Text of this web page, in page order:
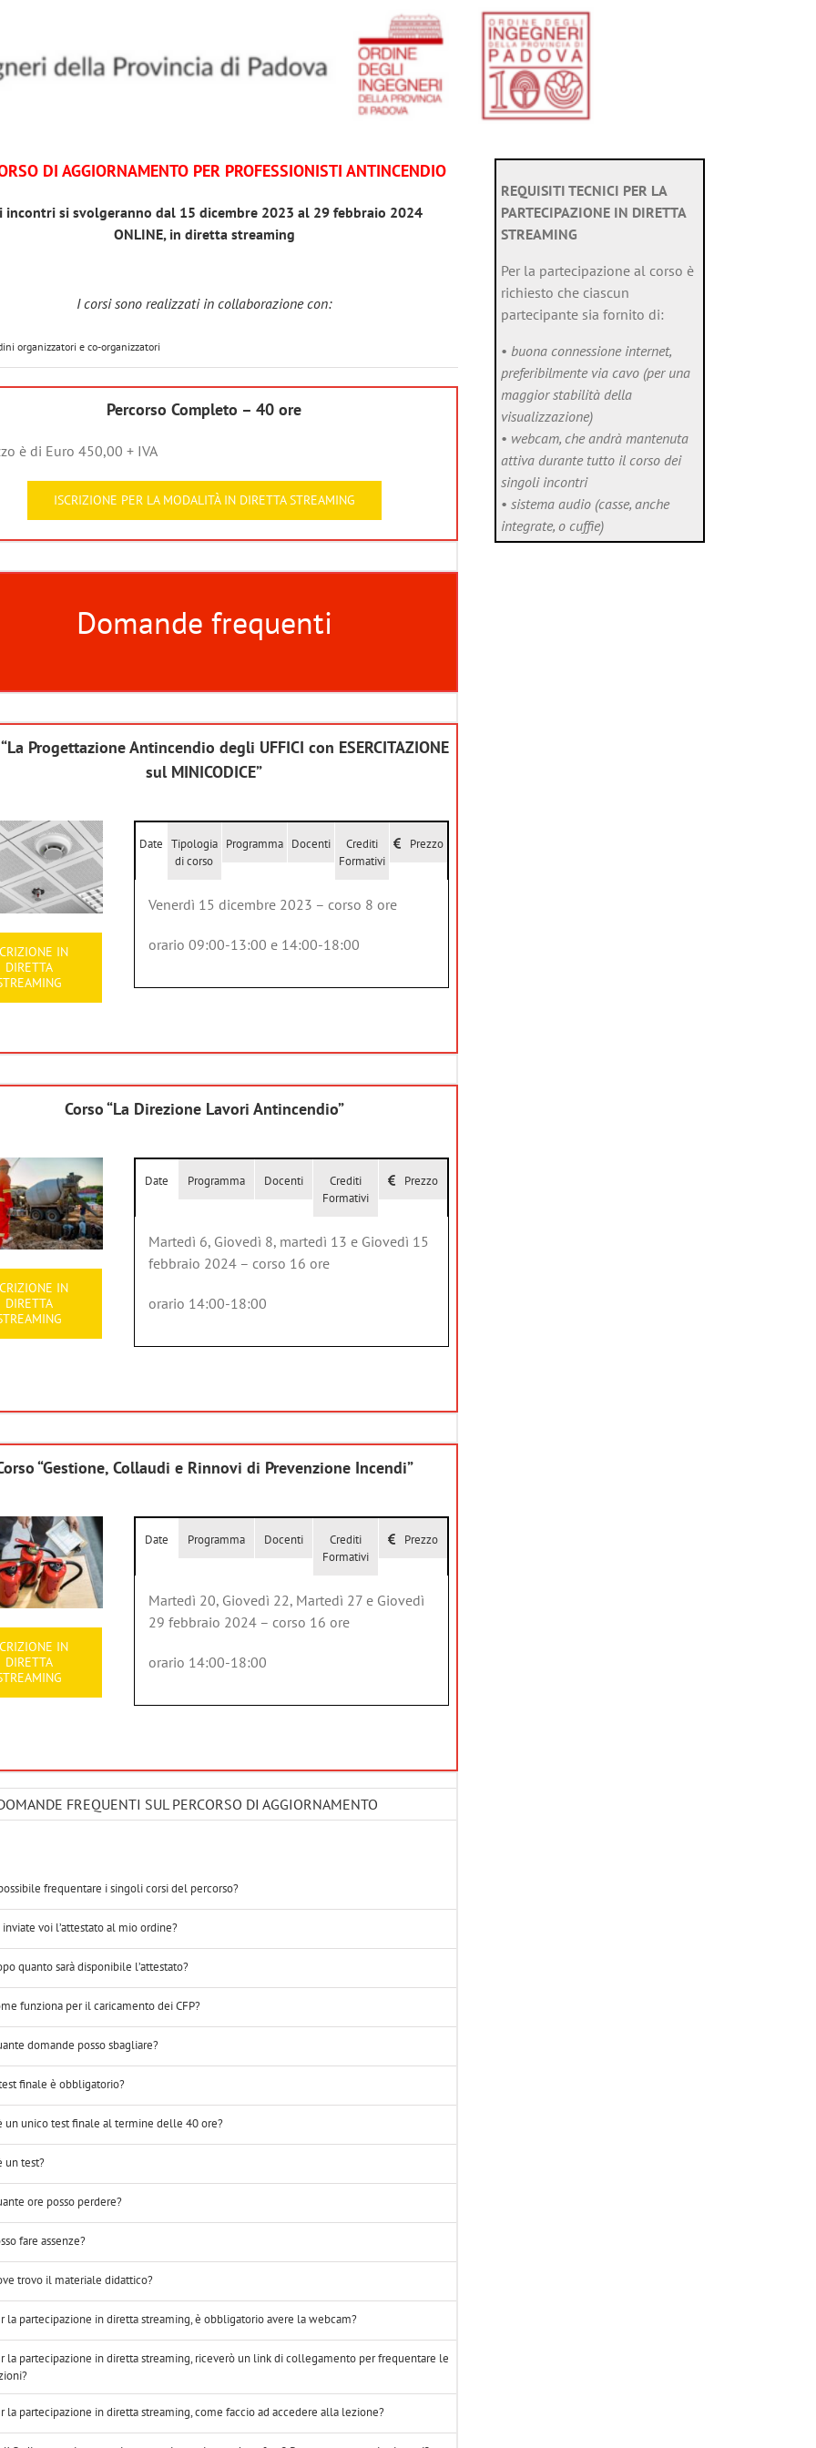
DI AGGIORNAMENTO PER PROFESSIONISTI ANTINCENDIO
incontri si svolgeranno dal 15 dicembre 2023 al 29 febbraio 2024
ONLINE, in diretta streaming
I corsi sono realizzati in collaborazione con:
organizzatori e co-organizzatori
Percorso Completo – 40 ore
è di Euro 450,00 + IVA
ISCRIZIONE PER LA MODALITÀ IN DIRETTA STREAMING
Domande frequenti
Progettazione Antincendio degli UFFICI con ESERCITAZIONE
sul MINICODICE”
IN
DIRETTA
Date Tipologia
di corso
Programma Docenti
Crediti
Formativi
Prezzo
Venerdì 15 dicembre 2023 – corso 8 ore
orario 09:00-13:00 e 14:00-18:00
Corso “La Direzione Lavori Antincendio”
IN
DIRETTA
Date Programma Docenti
Crediti
Formativi
Prezzo
Martedì 6, Giovedì 8, martedì 13 e Giovedì 15
febbraio 2024 – corso 16 ore
orario 14:00-18:00
“Gestione, Collaudi e Rinnovi di Prevenzione Incendi”
IN
DIRETTA
Date Programma Docenti
Crediti
Formativi
Prezzo
Martedì 20, Giovedì 22, Martedì 27 e Giovedì
29 febbraio 2024 – corso 16 ore
orario 14:00-18:00
FREQUENTI SUL PERCORSO DI AGGIORNAMENTO
frequentare i singoli corsi del percorso?
inviate voi l’attestato al mio ordine?
quanto sarà disponibile l’attestato?
funziona per il caricamento dei CFP?
domande posso sbagliare?
finale è obbligatorio?
un unico test finale al termine delle 40 ore?
un test?
ore posso perdere?
fare assenze?
trovo il materiale didattico?
la partecipazione in diretta streaming, è obbligatorio avere la webcam?
la partecipazione in diretta streaming, riceverò un link di collegamento per frequentare le
la partecipazione in diretta streaming, come faccio ad accedere alla lezione?
REQUISITI TECNICI PER LA
PARTECIPAZIONE IN DIRETTA
STREAMING
Per la partecipazione al corso è
richiesto che ciascun
partecipante sia fornito di:
• buona connessione internet,
preferibilmente via cavo (per una
maggior stabilità della
visualizzazione)
• webcam, che andrà mantenuta
attiva durante tutto il corso dei
singoli incontri
• sistema audio (casse, anche
integrate, o cuffie)